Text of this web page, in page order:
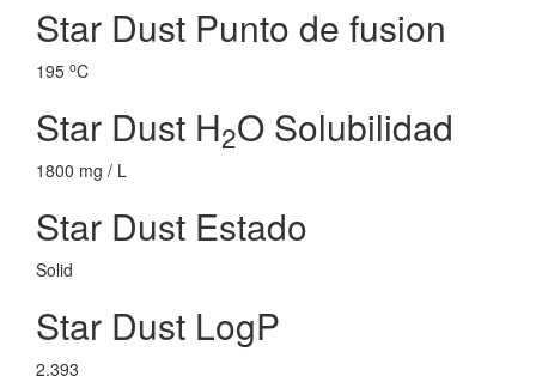
Star Dust Punto de fusion
195 oC
Star Dust H2O Solubilidad
1800 mg / L
Star Dust Estado
Solid
Star Dust LogP
2.393